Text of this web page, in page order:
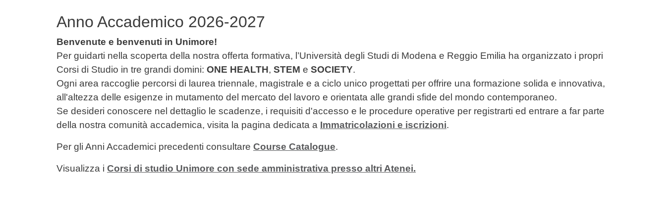
Anno Accademico 2026-2027
Benvenute e benvenuti in Unimore!
Per guidarti nella scoperta della nostra offerta formativa, l’Università degli Studi di Modena e Reggio Emilia ha organizzato i propri
Corsi di Studio in tre grandi domini: ONE HEALTH, STEM e SOCIETY.
Ogni area raccoglie percorsi di laurea triennale, magistrale e a ciclo unico progettati per offrire una formazione solida e innovativa,
all'altezza delle esigenze in mutamento del mercato del lavoro e orientata alle grandi sfide del mondo contemporaneo.
Se desideri conoscere nel dettaglio le scadenze, i requisiti d'accesso e le procedure operative per registrarti ed entrare a far parte
della nostra comunità accademica, visita la pagina dedicata a Immatricolazioni e iscrizioni.
Per gli Anni Accademici precedenti consultare Course Catalogue.
Visualizza i Corsi di studio Unimore con sede amministrativa presso altri Atenei.